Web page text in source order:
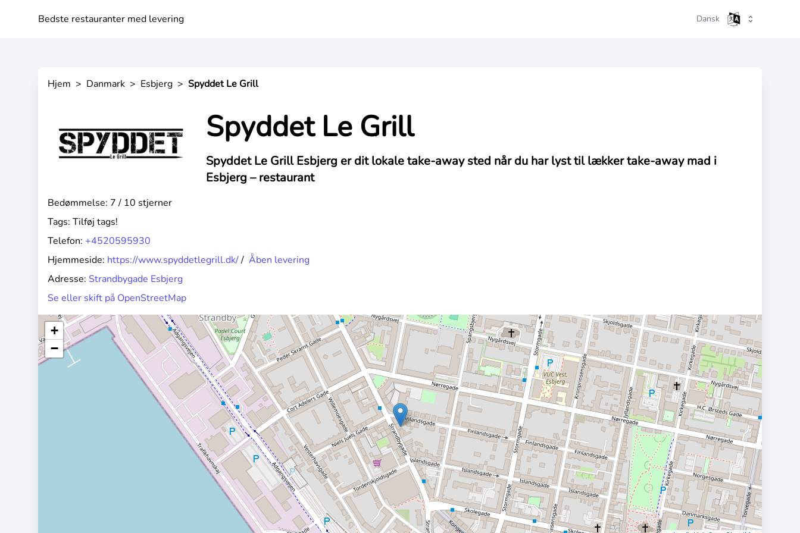
Bedste restauranter med levering Dansk
Hjem > Danmark > Esbjerg > Spyddet Le Grill
Spyddet Le Grill
Spyddet Le Grill Esbjerg er dit lokale take-away sted når du har lyst til lækker take-away mad i
Esbjerg –restaurant
Bedømmelse: 7 / 10 stjerner
Tags: Tilføj tags!
Telefon: +4520595930
Hjemmeside: https://www.spyddetlegrill.dk// Åben levering
Adresse: Strandbygade Esbjerg
Se eller skift på OpenStreetMap
+
−